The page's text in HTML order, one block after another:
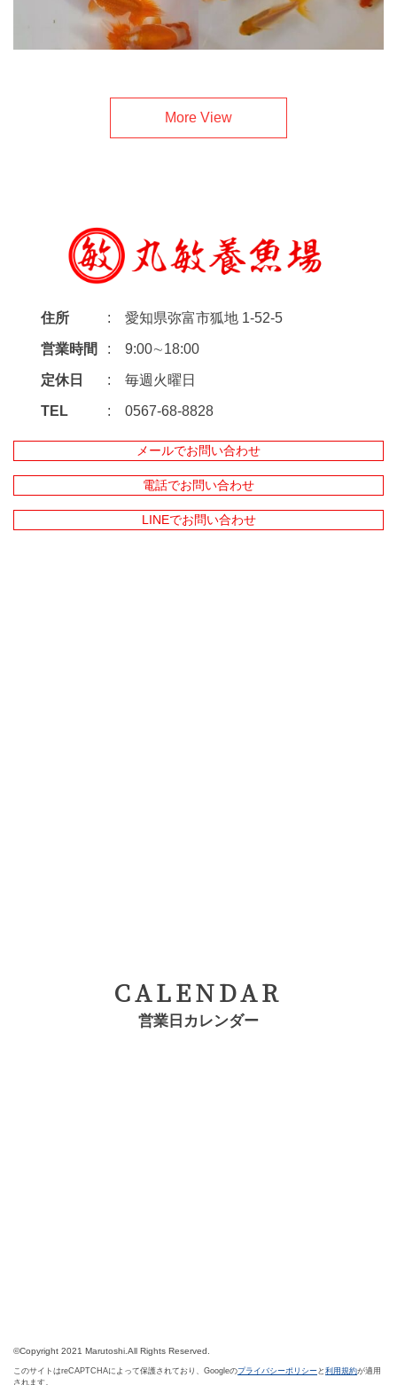
More View
住所 愛知県弥富市狐地 1-52-5
営業時間 9:00∼18:00
定休日 毎週火曜日
TEL 0567-68-8828
メールでお問い合わせ
電話でお問い合わせ
LINEでお問い合わせ
CALENDAR
営業日カレンダー
©Copyright 2021 Marutoshi.All Rights Reserved.
このサイトはreCAPTCHAによって保護されており、Googleのプライバシーポリシーと 利用規約が適用
されます。